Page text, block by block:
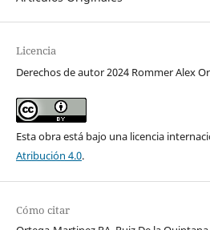
Licencia
Derechos de autor 2024 Rommer Alex
Esta obra está bajo una licencia
Atribución 4.0.
Cómo citar